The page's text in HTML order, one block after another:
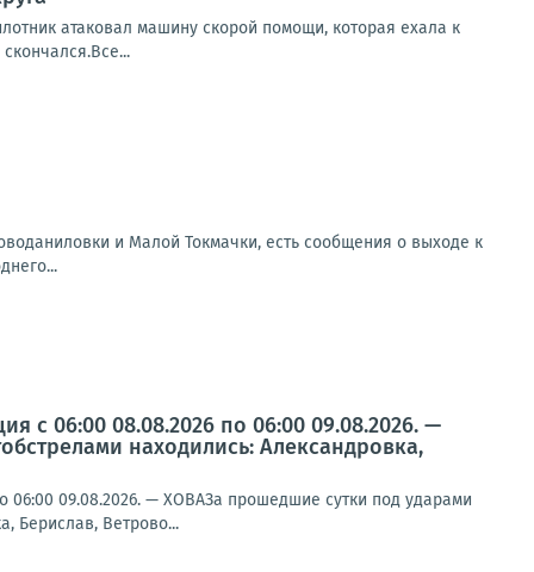
атаковал машину скорой помощи, которая ехала к
и Малой Токмачки, есть сообщения о выходе к
с 06:00 08.08.2026 по 06:00 09.08.2026. —
находились: Александровка,
09.08.2026. — ХОВАЗа прошедшие сутки под ударами
Берислав, Ветрово...